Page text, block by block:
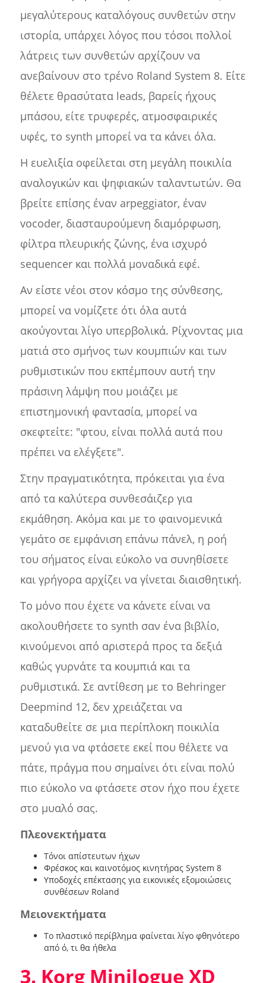
μεγαλύτερους καταλόγους συνθετών στην
ιστορία, υπάρχει λόγος που τόσοι πολλοί
λάτρεις των συνθετών αρχίζουν να
ανεβαίνουν στο τρένο Roland System 8. Είτε
θέλετε θρασύτατα leads, βαρείς ήχους
μπάσου, είτε τρυφερές, ατμοσφαιρικές
υφές, το synth μπορεί να τα κάνει όλα.
Η ευελιξία οφείλεται στη μεγάλη ποικιλία
αναλογικών και ψηφιακών ταλαντωτών. Θα
βρείτε επίσης έναν arpeggiator, έναν
vocoder, διασταυρούμενη διαμόρφωση,
φίλτρα πλευρικής ζώνης, ένα ισχυρό
sequencer και πολλά μοναδικά εφέ.
Αν είστε νέοι στον κόσμο της σύνθεσης,
μπορεί να νομίζετε ότι όλα αυτά
ακούγονται λίγο υπερβολικά. Ρίχνοντας μια
ματιά στο σμήνος των κουμπιών και των
ρυθμιστικών που εκπέμπουν αυτή την
πράσινη λάμψη που μοιάζει με
επιστημονική φαντασία, μπορεί να
σκεφτείτε: "φτου, είναι πολλά αυτά που
πρέπει να ελέγξετε".
Στην πραγματικότητα, πρόκειται για ένα
από τα καλύτερα συνθεσάιζερ για
εκμάθηση. Ακόμα και με το φαινομενικά
γεμάτο σε εμφάνιση επάνω πάνελ, η ροή
του σήματος είναι εύκολο να συνηθίσετε
και γρήγορα αρχίζει να γίνεται διαισθητική.
Το μόνο που έχετε να κάνετε είναι να
ακολουθήσετε το synth σαν ένα βιβλίο,
κινούμενοι από αριστερά προς τα δεξιά
καθώς γυρνάτε τα κουμπιά και τα
ρυθμιστικά. Σε αντίθεση με το Behringer
Deepmind 12, δεν χρειάζεται να
καταδυθείτε σε μια περίπλοκη ποικιλία
μενού για να φτάσετε εκεί που θέλετε να
πάτε, πράγμα που σημαίνει ότι είναι πολύ
πιο εύκολο να φτάσετε στον ήχο που έχετε
στο μυαλό σας.
Πλεονεκτήματα
Τόνοι απίστευτων ήχων
Φρέσκος και καινοτόμος κινητήρας System 8
Υποδοχές επέκτασης για εικονικές εξομοιώσεις
συνθέσεων Roland
Μειονεκτήματα
Το πλαστικό περίβλημα φαίνεται λίγο φθηνότερο
από ό, τι θα ήθελα
3. Korg Minilogue XD